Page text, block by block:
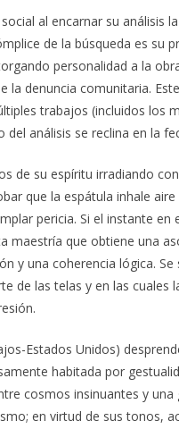
al encarnar su análisis
de la búsqueda es su
personalidad a la
denuncia comunitaria.
trabajos (incluidos los
análisis se reclina en la
de su espíritu irradiando
que la espátula inhale
pericia. Si el instante en
que obtiene una
y una coherencia lógica.
de las telas y en las cuales
Estados Unidos)
habitada por
cosmos insinuantes y
en virtud de sus tonos,